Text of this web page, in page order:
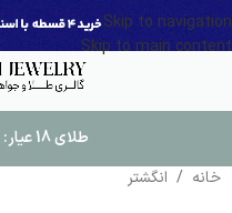
Skip to navigation
Skip to main content
طلای 18 عیار:
خانه / انگشتر